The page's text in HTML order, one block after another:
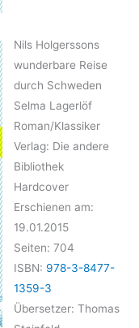
Nils Holgerssons
wunderbare Reise
durch Schweden
Selma Lagerlöf
Roman/Klassiker
Verlag: Die andere
Bibliothek
Hardcover
Erschienen am:
19.01.2015
Seiten: 704
ISBN: 978-3-8477-
1359-3
Übersetzer: Thomas